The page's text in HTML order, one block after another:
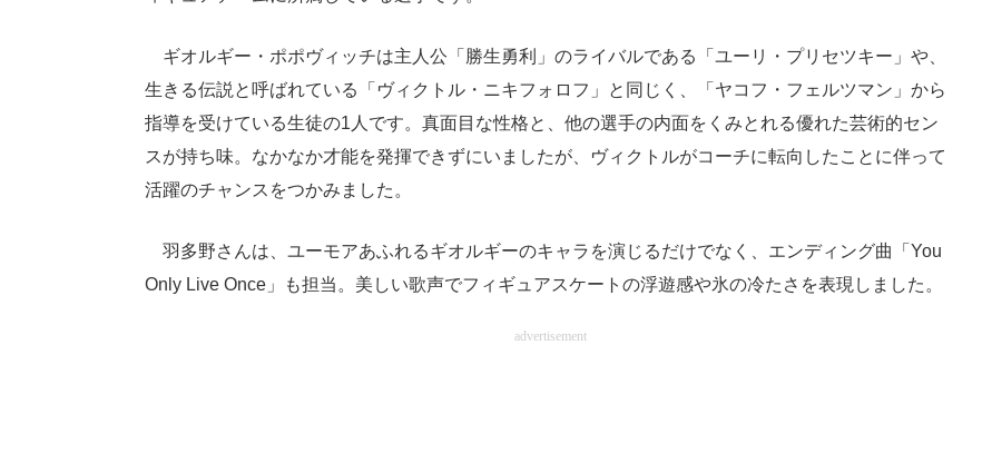
ギオルギー・ポポヴィッチは主人公「勝生勇利」のライバルである「ユーリ・プリセツキー」や、
生きる伝説と呼ばれている「ヴィクトル・ニキフォロフ」と同じく、「ヤコフ・フェルツマン」から
指導を受けている生徒の1人です。真面目な性格と、他の選手の内面をくみとれる優れた芸術的セン
スが持ち味。なかなか才能を発揮できずにいましたが、ヴィクトルがコーチに転向したことに伴って
活躍のチャンスをつかみました。
羽多野さんは、ユーモアあふれるギオルギーのキャラを演じるだけでなく、エンディング曲「You
Only Live Once」も担当。美しい歌声でフィギュアスケートの浮遊感や氷の冷たさを表現しました。
advertisement